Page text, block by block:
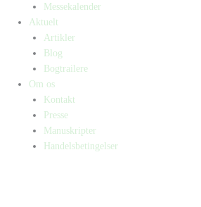
Messekalender
Aktuelt
Artikler
Blog
Bogtrailere
Om os
Kontakt
Presse
Manuskripter
Handelsbetingelser